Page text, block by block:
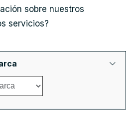
sobre nuestros
servicios?